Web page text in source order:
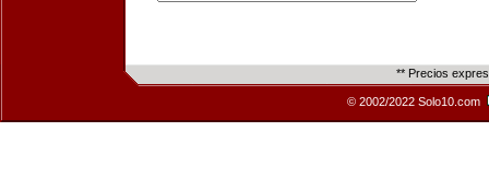
** Precios
© 2002/2022 Solo10.com